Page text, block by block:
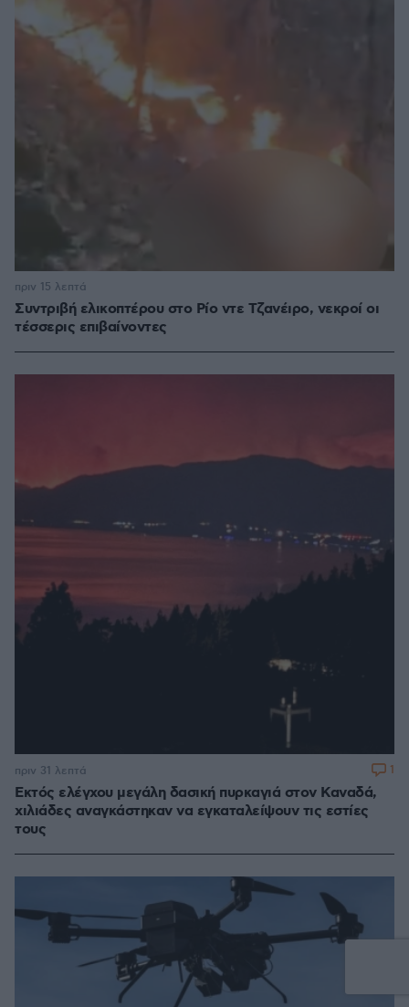
Συντριβή ελικοπτέρου στο Ρίο ντε Τζανέιρο, νεκροί οι
τέσσερις επιβαίνοντες
πριν 15 λεπτά
Εκτός ελέγχου μεγάλη δασική πυρκαγιά στον Καναδά,
χιλιάδες αναγκάστηκαν να εγκαταλείψουν τις εστίες
τους
πριν 31 λεπτά 1